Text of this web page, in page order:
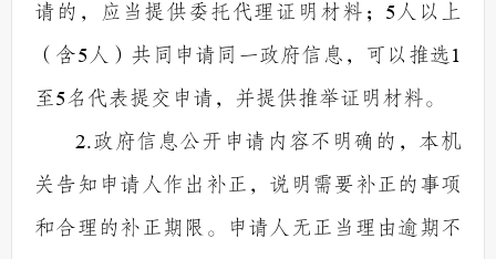
请的，应当提供委托代理证明材料； 5人以上
（含5人）共同申请同一政府信息，可以推选1
至5名代表提交申请，并提供推举证明材料。
2.政府信息公开申请内容不明确的，本机
关告知申请人作出补正，说明需要补正的事项
和合理的补正期限。申请人无正当理由逾期不